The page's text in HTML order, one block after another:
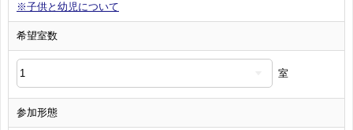
※子供と幼児について
希望室数
室
参加形態